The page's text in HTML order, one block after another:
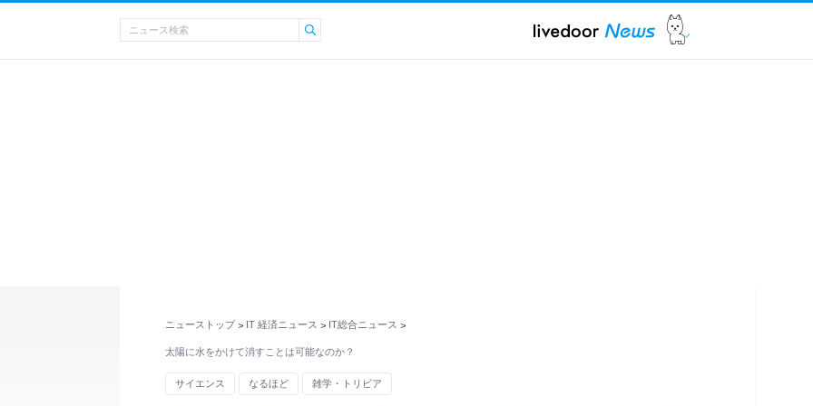
ニューストップ > IT 経済ニュース > IT総合ニュース >
太陽に水をかけて消すことは可能なのか？
サイエンス なるほど 雑学・トリビア